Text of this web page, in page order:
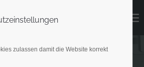
zulassen damit die Website korrekt